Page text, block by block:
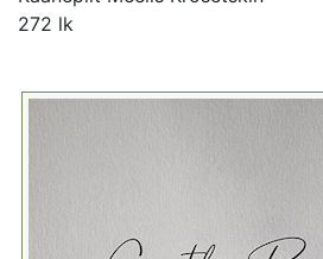
272 lk